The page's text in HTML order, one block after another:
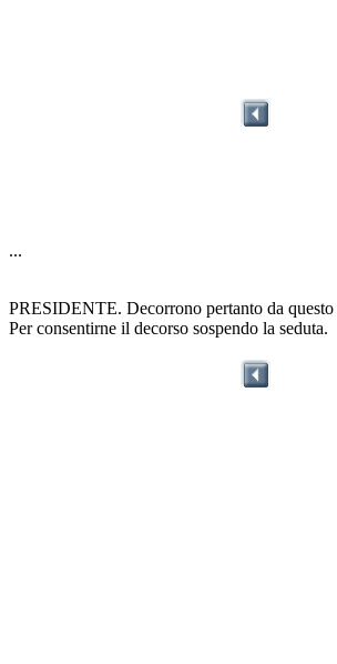
...
PRESIDENTE. Decorrono pertanto da
Per consentirne il decorso sospendo la seduta.